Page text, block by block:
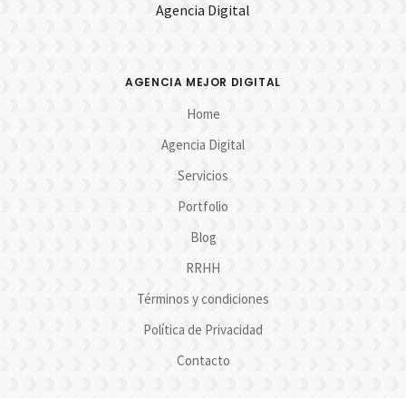
Agencia Digital
AGENCIA MEJOR DIGITAL
Home
Agencia Digital
Servicios
Portfolio
Blog
RRHH
Términos y condiciones
Política de Privacidad
Contacto